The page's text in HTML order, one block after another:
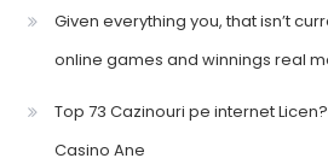
Given everything you, that isn’t
online games and winnings real
Top 73 Cazinouri pe internet
Casino Ane